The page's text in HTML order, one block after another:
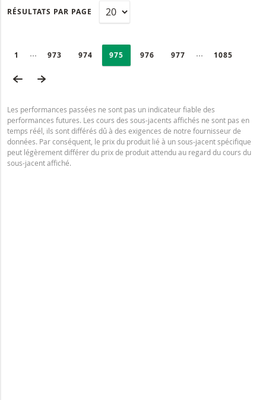
RÉSULTATS PAR PAGE
PAGE
1 Collapsed pages
PAGE
973 PAGE
974 Selected:
PAGE
975 PAGE
976 PAGE
977 Collapsed
DERNIÈRE
1085
PAGE PRÉCÉDENTE
Les performances passées ne sont pas un indicateur fiable des
performances futures. Les cours des sous-jacents affichés ne sont pas en
temps réél, ils sont différés dû à des exigences de notre fournisseur de
données. Par conséquent, le prix du produit lié à un sous-jacent spécifique
peut légèrement différer du prix de produit attendu au regard du cours du
sous-jacent affiché.